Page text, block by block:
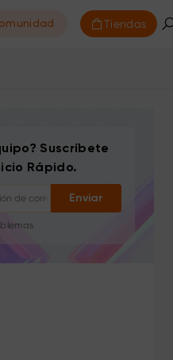
Tiendas
Suscríbete
Rápido.
Enviar
en cualquier momento